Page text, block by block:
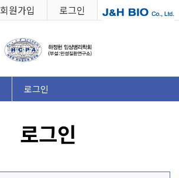
회원가입 로그인
로그인
로그인